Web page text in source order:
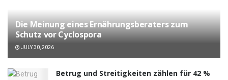
Die Meinung eines Ernährungsberaters zum
Schutz vor Cyclospora
JULY 30, 2026
Betrug und Streitigkeiten zählen für 42 %